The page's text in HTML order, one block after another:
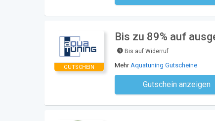
GUTSCHEIN
Bis zu 89% auf
Bis auf Widerruf
Mehr Aquatuning Gutscheine
Gutschein anzeigen
Kein Code